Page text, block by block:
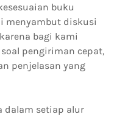
buku
menyambut diskusi
bagi kami
pengiriman cepat,
penjelasan yang
dalam setiap alur